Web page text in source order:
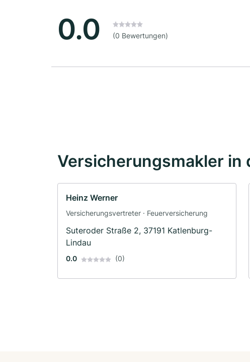
0.0 (0 Bewertungen)
Versicherungsmakler in
Heinz Werner
Versicherungsvertreter · Feuerversicherung
Suteroder Straße 2, 37191 Katlenburg-
Lindau
0.0 (0)